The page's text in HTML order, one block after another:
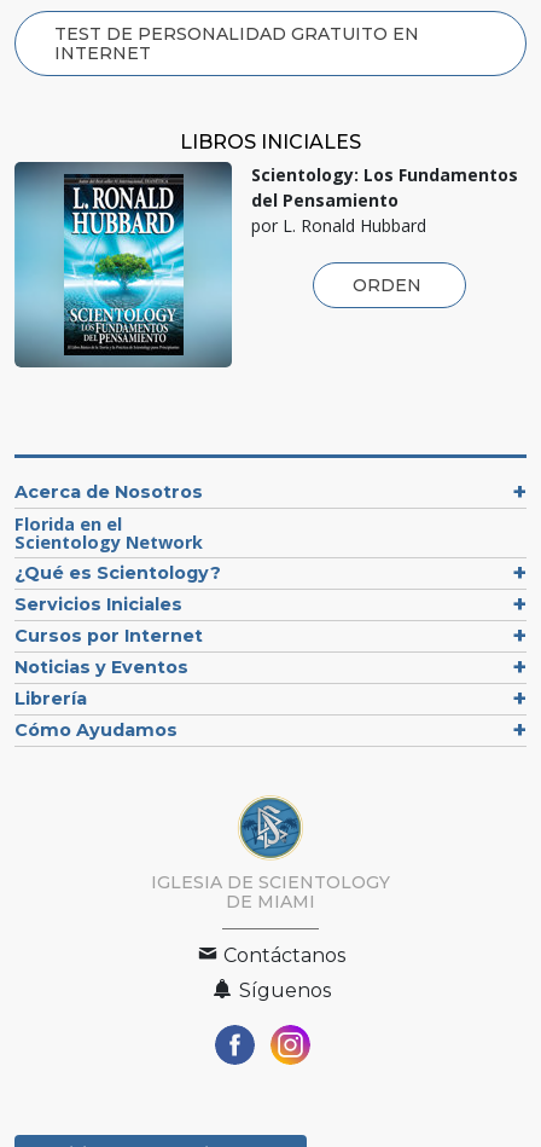
TEST DE PERSONALIDAD GRATUITO EN
INTERNET
LIBROS INICIALES
Scientology: Los Fundamentos
del Pensamiento
por L. Ronald Hubbard
ORDEN
Acerca de Nosotros
Florida en el
Scientology Network
¿Qué es Scientology?
Servicios Iniciales
Cursos por Internet
Noticias y Eventos
Librería
Cómo Ayudamos
IGLESIA DE SCIENTOLOGY
DE MIAMI
Contáctanos
Síguenos